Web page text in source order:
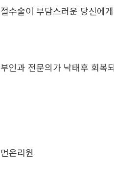
수술이 부담스러운 당신에게
인과 전문의가 낙태후 회복
온리원